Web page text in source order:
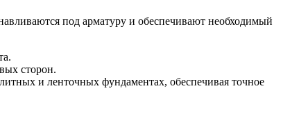
под арматуру и обеспечивают необходимый
сторон.
и ленточных фундаментах, обеспечивая точное